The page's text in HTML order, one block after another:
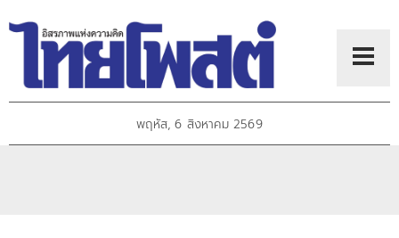
พฤหัส, 6 สิงหาคม 2569